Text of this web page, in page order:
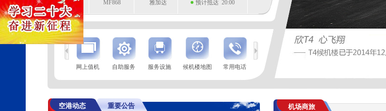
MF868 雅加达 预计抵达 20:00
到
航空公司 航班号 到达城市
起飞时间
SC2153
雅加达 起飞 19:47
网上值机 自助服务 服务设施 候机楼地图 常用电话
空港动态 重要公告 机场商旅